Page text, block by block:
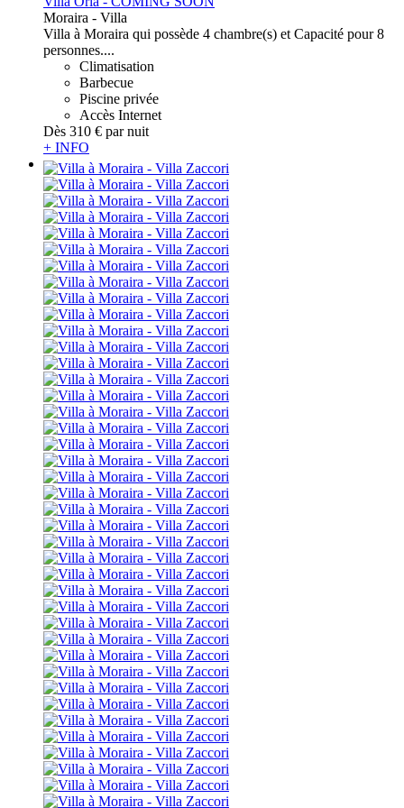
Moraira - Villa
Villa à Moraira qui possède 4 chambre(s) et Capacité pour 8
personnes....
Climatisation
Barbecue
Piscine privée
Accès Internet
Dès 310 € par nuit
+ INFO